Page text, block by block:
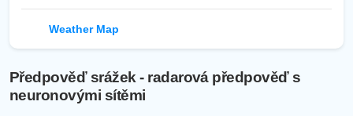
Weather Map
Předpověď srážek - radarová předpověď s
neuronovými sítěmi